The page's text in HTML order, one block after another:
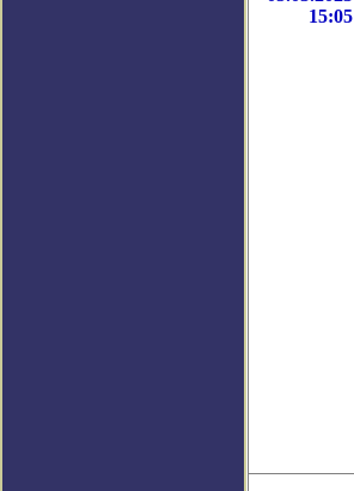
15:05